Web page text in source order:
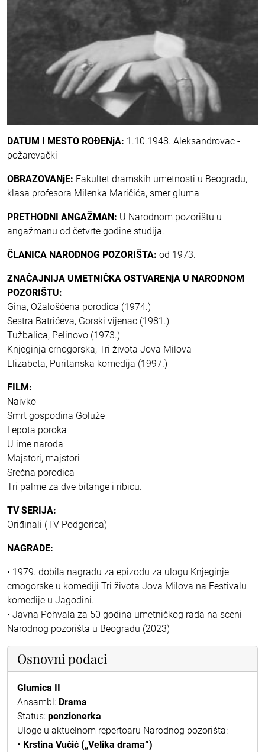
DATUM I MESTO ROĐENjA: 1.10.1948. Aleksandrovac -
požarevački
OBRAZOVANjE: Fakultet dramskih umetnosti u Beogradu,
klasa profesora Milenka Maričića, smer gluma
PRETHODNI ANGAŽMAN: U Narodnom pozorištu u
angažmanu od četvrte godine studija.
ČLANICA NARODNOG POZORIŠTA: od 1973.
ZNAČAJNIJA UMETNIČKA OSTVARENjA U NARODNOM
POZORIŠTU:
Gina, Ožalošćena porodica (1974.)
Sestra Batrićeva, Gorski vijenac (1981.)
Tužbalica, Pelinovo (1973.)
Knjeginja crnogorska, Tri života Jova Milova
Elizabeta, Puritanska komedija (1997.)
FILM:
Naivko
Smrt gospodina Goluže
Lepota poroka
U ime naroda
Majstori, majstori
Srećna porodica
Tri palme za dve bitange i ribicu.
TV SERIJA:
Oriđinali (TV Podgorica)
NAGRADE:
• 1979. dobila nagradu za epizodu za ulogu Knjeginje
crnogorske u komediji Tri života Jova Milova na Festivalu
komedije u Jagodini.
• Javna Pohvala za 50 godina umetničkog rada na sceni
Narodnog pozorišta u Beogradu (2023)
Osnovni podaci
Glumica II
Ansambl: Drama
Status: penzionerka
Uloge u aktuelnom repertoaru Narodnog pozorišta:
• Krstina Vučić („Velika drama“)